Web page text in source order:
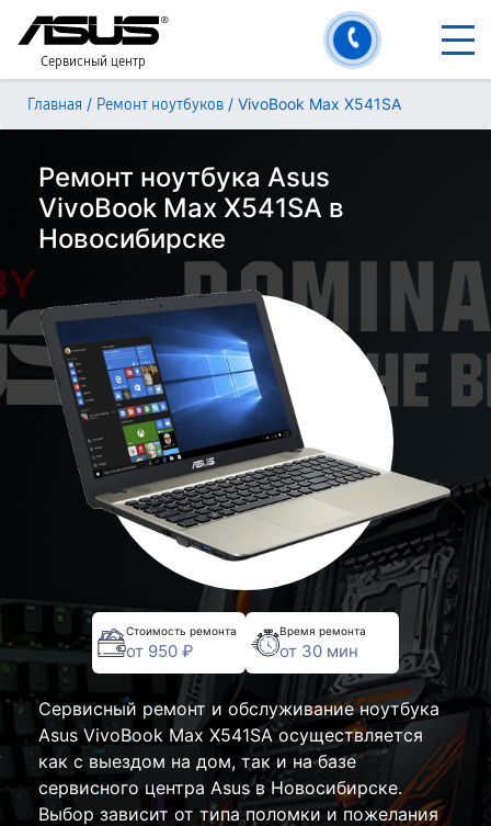
Сервисный центр
Главная / Ремонт ноутбуков / VivoBook Max X541SA
Ремонт ноутбука Asus
VivoBook Max X541SA в
Новосибирске
Стоимость ремонта
от 950 ₽
Время ремонта
от 30 мин
Сервисный ремонт и обслуживание ноутбука
Asus VivoBook Max X541SA осуществляется
как с выездом на дом, так и на базе
сервисного центра Asus в Новосибирске.
Выбор зависит от типа поломки и пожелания